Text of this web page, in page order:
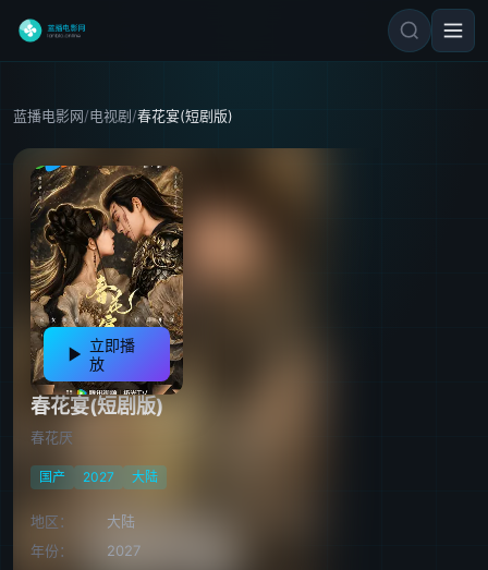
蓝播电影网/电视剧/春花宴(短剧版)
立即播
放
春花宴(短剧版)
春花厌
国产 2027 大陆
地区：
大陆
年份：
2027